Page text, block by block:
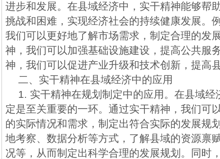
进步和发展。在县域经济中，实干精神能够帮
挑战和困难，实现经济社会的持续健康发展。
我们可以更好地了解市场需求，制定合理的发
神，我们可以加强基础设施建设，提高公共服
神，我们可以促进产业升级和技术创新，提高
二、实干精神在县域经济中的应用
1. 实干精神在规划制定中的应用。在县域经
定是至关重要的一环。通过实干精神，我们可
的实际情况和需求，制定出符合实际的发展规
地考察、数据分析等方式，了解县域的资源禀
况等，从而制定出科学合理的发展规划。同时